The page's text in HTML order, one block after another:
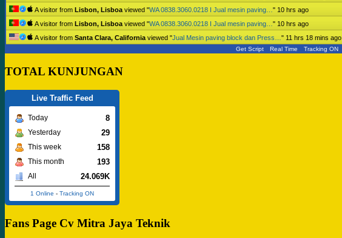
A visitor from Lisbon, Lisboa viewed "WA 0838.3060.0218 I Jual mesin paving… " 10 hrs ago
A visitor from Lisbon, Lisboa viewed "WA 0838.3060.0218 I Jual mesin paving… " 10 hrs ago
A visitor from Santa Clara, California viewed "Jual Mesin paving block dan Press… " 11 hrs 18 mins ago
Get Script Real Time Tracking ON
TOTAL KUNJUNGAN
Live Traffic Feed
Today 8
Yesterday 29
This week 158
This month 193
All 24.069K
1 Online - Tracking ON
Fans Page Cv Mitra Jaya Teknik